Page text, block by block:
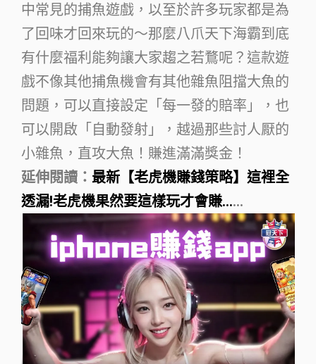
中常見的捕魚遊戲，以至於許多玩家都是為
了回味才回來玩的～那麼八爪天下海霸到底
有什麼福利能夠讓大家趨之若鶩呢？這款遊
戲不像其他捕魚機會有其他雜魚阻擋大魚的
問題，可以直接設定「每一發的賠率」，也
可以開啟「自動發射」，越過那些討人厭的
小雜魚，直攻大魚！賺進滿滿獎金！
延伸閱讀： 最新【老虎機賺錢策略】這裡全
透漏!老虎機果然要這樣玩才會賺……